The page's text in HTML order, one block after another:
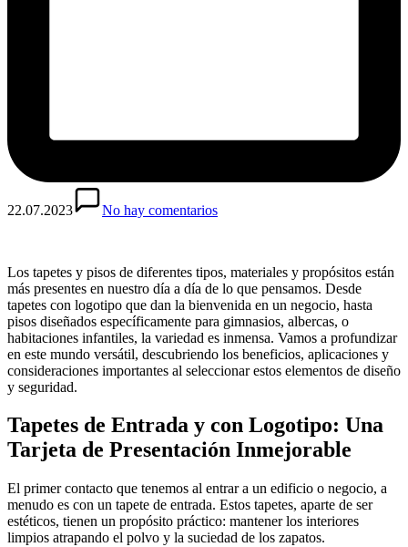
22.07.2023 No hay comentarios
Los tapetes y pisos de diferentes tipos, materiales y propósitos están
más presentes en nuestro día a día de lo que pensamos. Desde
tapetes con logotipo que dan la bienvenida en un negocio, hasta
pisos diseñados específicamente para gimnasios, albercas, o
habitaciones infantiles, la variedad es inmensa. Vamos a profundizar
en este mundo versátil, descubriendo los beneficios, aplicaciones y
consideraciones importantes al seleccionar estos elementos de diseño
y seguridad.
Tapetes de Entrada y con Logotipo: Una
Tarjeta de Presentación Inmejorable
El primer contacto que tenemos al entrar a un edificio o negocio, a
menudo es con un tapete de entrada. Estos tapetes, aparte de ser
estéticos, tienen un propósito práctico: mantener los interiores
limpios atrapando el polvo y la suciedad de los zapatos.